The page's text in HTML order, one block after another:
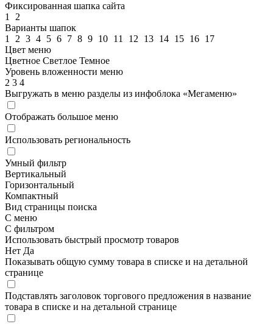
Фиксированная шапка сайта
1
2
Варианты шапок
1
2 3 4 5 6 7 8 9 10 11 12 13 14 15 16 17
Цвет меню
Цветное Светлое Темное
Уровень вложенности меню
2 3 4
Выгружать в меню разделы из инфоблока «Мегаменю»
Отображать большое меню
Использовать региональность
Умный фильтр
Вертикальный
Горизонтальный
Компактный
Вид страницы поиска
С меню
С фильтром
Использовать быстрый просмотр товаров
Нет Да
Показывать общую сумму товара в списке и на детальной
странице
Подставлять заголовок торгового предложения в название
товара в списке и на детальной странице